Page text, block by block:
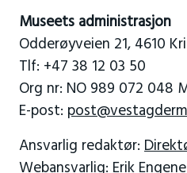
Museets administrasjon
Odderøyveien 21, 4610
Tlf: +47 38 12 03 50
Org nr: NO 989 072 048
E-post:
Ansvarlig redaktør:
Webansvarlig: Erik